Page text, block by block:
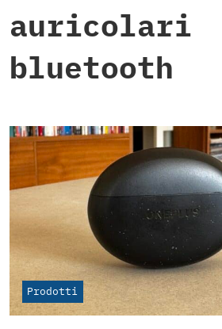
auricolari
bluetooth
Prodotti